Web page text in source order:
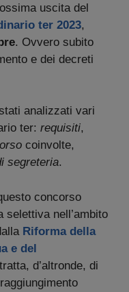
uscita del
ter 2023,
. Ovvero subito
e dei decreti
analizzati vari
ter: requisiti,
coinvolte,
segreteria.
concorso
selettiva nell’ambito
Riforma della
e del
d’altronde, di